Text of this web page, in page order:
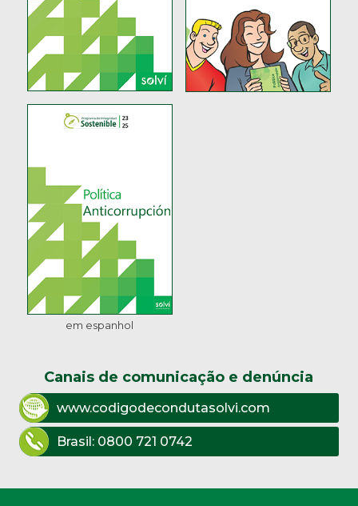
em espanhol
Canais de comunicação e denúncia
www.codigodecondutasolvi.com
Brasil: 0800 721 0742